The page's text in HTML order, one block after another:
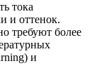
тока
и оттенок.
требуют более
и